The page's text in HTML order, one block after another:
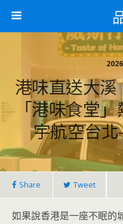
港味直送大
「港味食堂
宇航空台
Share Tweet
如果說香港是一座不眠的